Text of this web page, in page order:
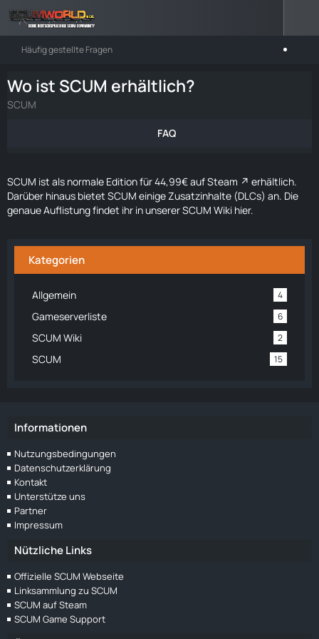
Häufig gestellte Fragen
Wo ist SCUM erhältlich?
SCUM
FAQ
SCUM ist als normale Edition für 44,99€auf Steam
erhältlich.
Darüber hinaus bietet SCUM einige Zusatzinhalte (DLCs) an. Die
genaue Auflistung findet ihr in unserer SCUM Wiki hier.
Kategorien
Allgemein 4
Gameserverliste 6
SCUM Wiki 2
SCUM 15
Informationen
Nutzungsbedingungen
Datenschutzerklärung
Kontakt
Unterstütze uns
Partner
Impressum
Nützliche Links
Offizielle SCUM Webseite
Linksammlung zu SCUM
SCUM auf Steam
SCUM Game Support